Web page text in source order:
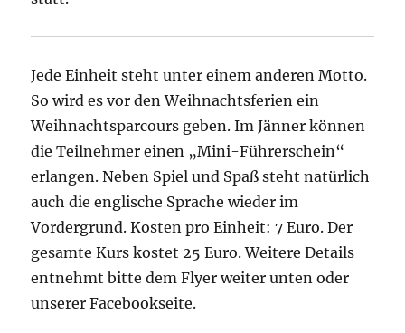
Jede Einheit steht unter einem anderen Motto.
So wird es vor den Weihnachtsferien ein
Weihnachtsparcours geben. Im Jänner können
die Teilnehmer einen „Mini-Führerschein“
erlangen. Neben Spiel und Spaß steht natürlich
auch die englische Sprache wieder im
Vordergrund. Kosten pro Einheit: 7 Euro. Der
gesamte Kurs kostet 25 Euro. Weitere Details
entnehmt bitte dem Flyer weiter unten oder
unserer Facebookseite.